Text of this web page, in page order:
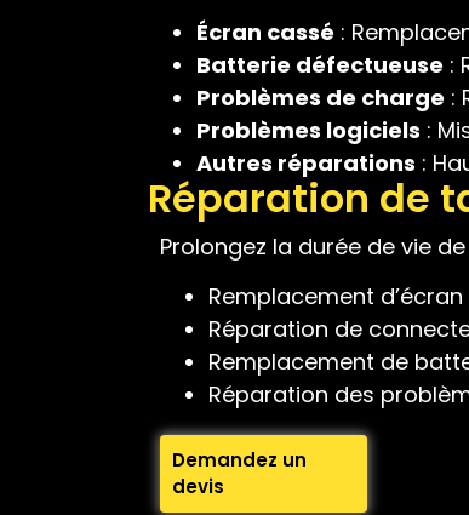
Écran cassé :
Batterie défectueuse :
Problèmes de charge :
Problèmes logiciels :
Autres réparations :
Réparation de
Prolongez la durée de vie
Remplacement
Réparation de
Remplacement de
Réparation des
Demandez un
devis